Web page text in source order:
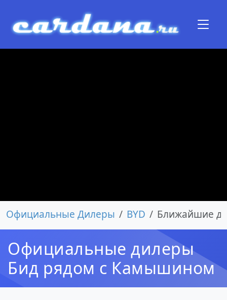
Официальные Дилеры BYD Ближайшие
Официальные дилеры
Бид рядом с Камышином